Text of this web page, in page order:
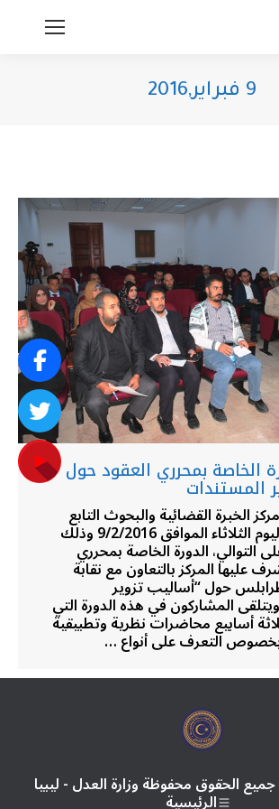
9 فبراير,2016
الخاصة بمحرري العقود حول
المستندات
الخبرة القضائية والبحوث التابع
لوزارة العدل، اليوم الثلاثاء الموافق 9/2/2016 وذلك
التوالي، الدورة الخاصة بمحرري
عليها المركز بالتعاون مع نقابة
حول “أساليب تزوير
المشاركون في هذه الدورة التي
أسابيع محاضرات نظرية وتطبيقية
التعرف على أنواع …
الرئيسية